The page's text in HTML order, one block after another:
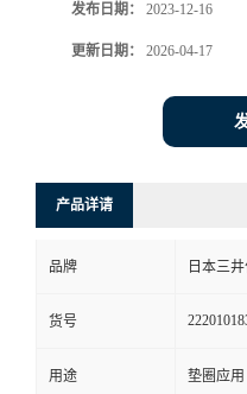
留
言
发布日期： 2023-12-16
更新日期： 2026-04-17
产品详请
品牌 日本三
货号
用途 垫圈应用